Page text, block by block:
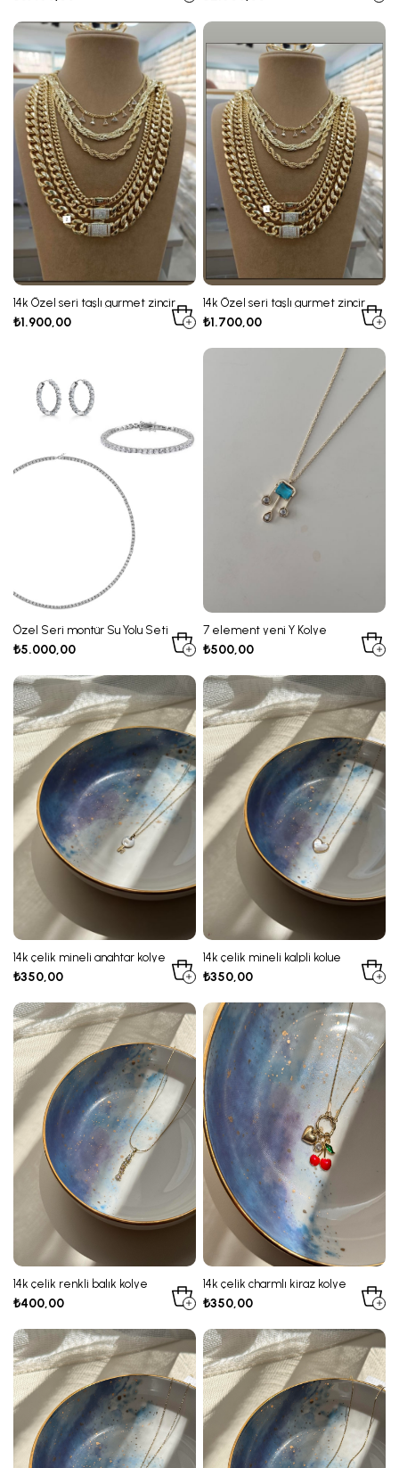
14k Özel seri taşlı gurmet zincir
Kolye 2 numara
₺1.900,00
14k Özel seri taşlı gurmet zincir
Kolye 1 numara
₺1.700,00
Özel Seri montür Su Yolu Seti
₺5.000,00
7 element yeni Y Kolye
₺500,00
14k çelik mineli anahtar kolye
₺350,00
14k çelik mineli kalpli kolue
₺350,00
14k çelik renkli balık kolye
₺400,00
14k çelik charmlı kiraz kolye
₺350,00